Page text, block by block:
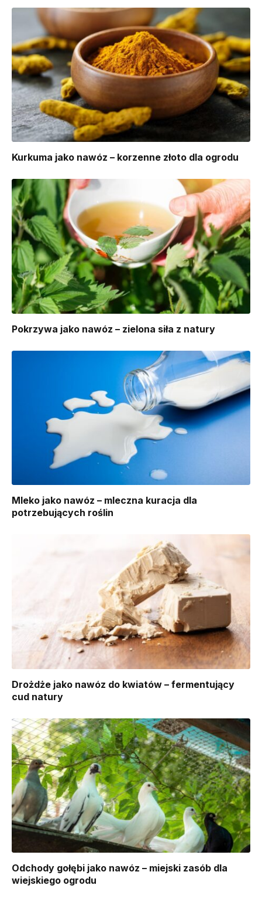
Kurkuma jako nawóz – korzenne złoto dla ogrodu
Pokrzywa jako nawóz – zielona siła z natury
Mleko jako nawóz – mleczna kuracja dla
potrzebujących roślin
Drożdże jako nawóz do kwiatów – fermentujący
cud natury
Odchody gołębi jako nawóz – miejski zasób dla
wiejskiego ogrodu